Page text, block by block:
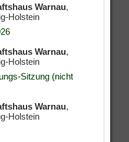
Warnau,
Holstein
Warnau,
Holstein
Sitzung (nicht
Warnau,
Holstein